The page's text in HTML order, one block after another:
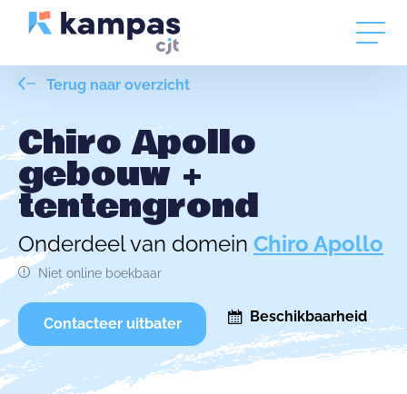
Terug naar overzicht
Chiro Apollo
gebouw +
tentengrond
Onderdeel van domein Chiro Apollo
Niet online boekbaar
Contacteer uitbater Beschikbaarheid